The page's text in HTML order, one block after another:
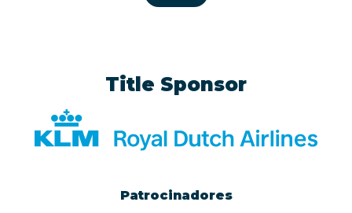
Title Sponsor
Patrocinadores